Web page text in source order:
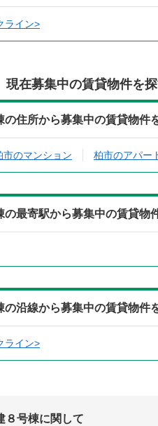
ライン>
現在募集中の賃貸物件を
の住所から募集中の賃貸物件
市のマンション 柏市のアパー
の最寄駅から募集中の賃貸物
の沿線から募集中の賃貸物件
ライン>
８号棟に関して